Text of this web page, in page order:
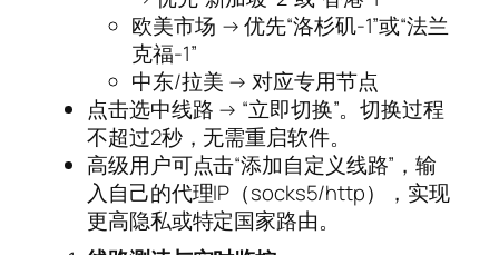
欧美市场 → 优先“洛杉矶-1”或“法兰
克福-1”
中东/拉美 → 对应专用节点
点击选中线路 → “立即切换”。切换过程
不超过2秒，无需重启软件。
高级用户可点击“添加自定义线路”，输
入自己的代理IP（socks5/http），实现
更高隐私或特定国家路由。